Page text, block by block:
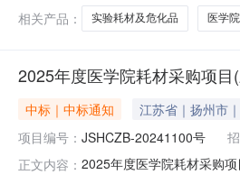
相关产品：
实验耗材及危化品 医学
2025年度医学院耗材采购项
中标｜中标通知 江苏省｜扬州市
项目编号： JSHCZB-20241100号
正文内容： 2025年度医学院耗材采购